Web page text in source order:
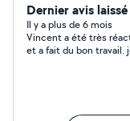
matériaux
Dernier avis
Il y a plus de 6 mois
Vincent a été très
et a fait du bon travail.